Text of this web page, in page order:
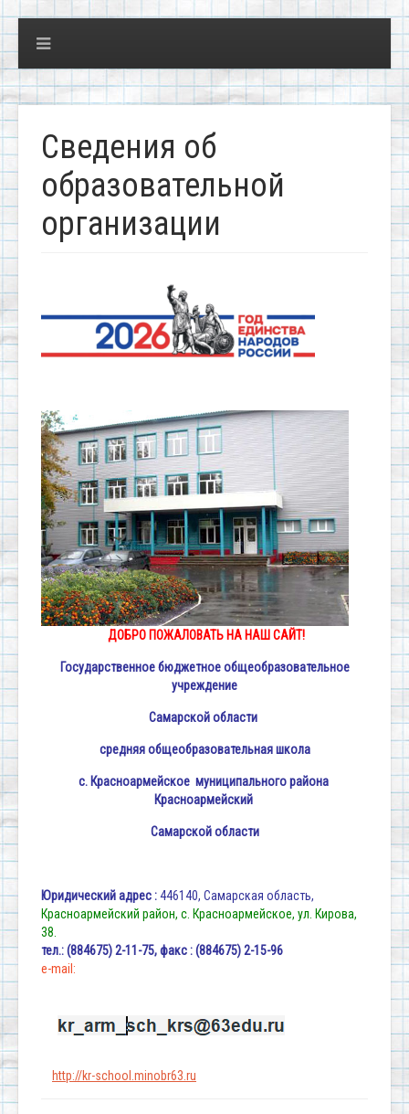
Сведения об
образовательной
организации
ДОБРО ПОЖАЛОВАТЬ НА НАШ САЙТ!
Государственное бюджетное общеобразовательное
учреждение
Самарской области
средняя общеобразовательная школа
c. Красноармейское муниципального района
Красноармейский
Самарской области
Юридический адрес :446140, Самарская область,
Красноармейский район, с. Красноармейское, ул. Кирова,
38.
тел.: (884675) 2-11-75, факс : (884675) 2-15-96
e-mаil:
http://kr-school.minobr63.ru